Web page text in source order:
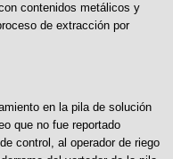
contenidos metálicos y
de extracción por
en la pila de solución
que no fue reportado
control, al operador de riego